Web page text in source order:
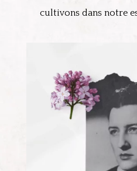
cultivons dans notre